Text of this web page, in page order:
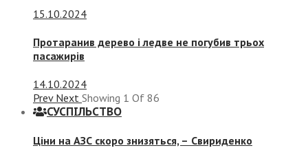
15.10.2024
Протаранив дерево і ледве не погубив трьох
пасажирів
14.10.2024
Prev Next Showing 1 Of 86
СУСПIЛЬСТВО
Ціни на АЗС скоро знизяться, – Свириденко